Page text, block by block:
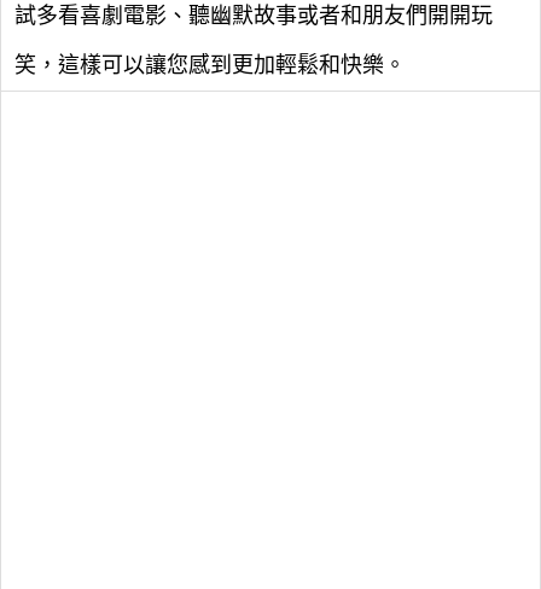
試多看喜劇電影、聽幽默故事或者和朋友們開開玩
笑，這樣可以讓您感到更加輕鬆和快樂。